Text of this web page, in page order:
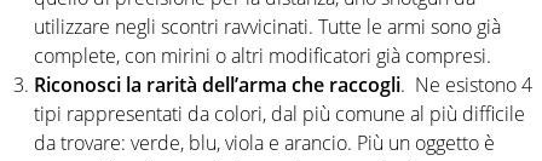
utilizzare negli scontri ravvicinati. Tutte le armi sono già
complete, con mirini o altri modificatori già compresi.
Riconosci la rarità dell’arma che raccogli. Ne esistono 4
tipi rappresentati da colori, dal più comune al più difficile
da trovare: verde, blu, viola e arancio. Più un oggetto è